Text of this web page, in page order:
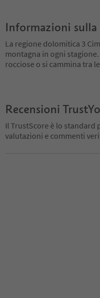
Informazioni sulla
La regione dolomitica 3
montagna in ogni
rocciose o si cammina tra
Recensioni
Il TrustScore è lo standard
valutazioni e commenti